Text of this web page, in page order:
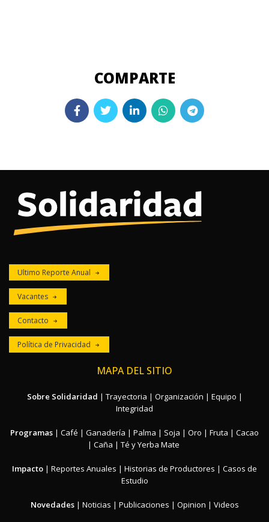
Ultimo Reporte Anual
Vacantes
Contacto
Política de Privacidad
MAPA DEL SITIO
Sobre Solidaridad | Trayectoria | Organización | Equipo |
Integridad
Programas | Café | Ganadería | Palma | Soja | Oro | Fruta | Cacao
| Caña | Té y Yerba Mate
Impacto | Reportes Anuales | Historias de Productores | Casos de
Estudio
Novedades| Noticias | Publicaciones | Opinion | Videos